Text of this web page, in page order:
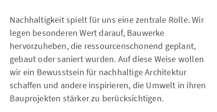
Nachhaltigkeit spielt für uns eine zentrale Rolle. Wir
legen besonderen Wert darauf, Bauwerke
hervorzuheben, die ressourcenschonend geplant,
gebaut oder saniert wurden. Auf diese Weise wollen
wir ein Bewusstsein für nachhaltige Architektur
schaffen und andere inspirieren, die Umwelt in ihren
Bauprojekten stärker zu berücksichtigen.